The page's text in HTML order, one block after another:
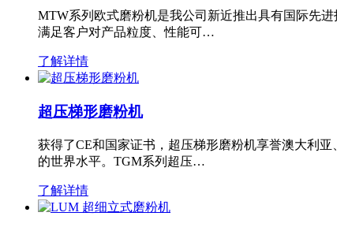
MTW系列欧式磨粉机是我公司新近推出具有国际先
满足客户对产品粒度、性能可…
了解详情
超压梯形磨粉机
获得了CE和国家证书，超压梯形磨粉机享誉澳大利
的世界水平。TGM系列超压…
了解详情